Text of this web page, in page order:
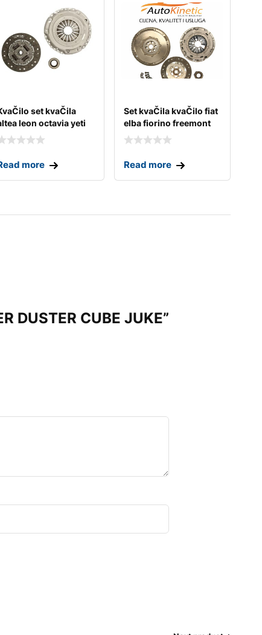
set kvaČila
leon octavia yeti
caddy
more
Set kvaČila kvaČilo fiat
elba fiorino freemont
fullback
Read more
DUSTER CUBE JUKE”